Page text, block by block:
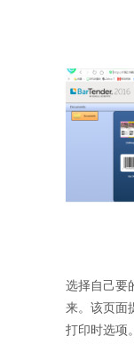
选择自己要
来。该页面
打印时选项